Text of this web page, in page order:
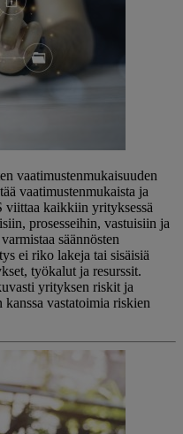
vaatimustenmukaisuuden
vaatimustenmukaista ja
viittaa kaikkiin yrityksessä
prosesseihin, vastuisiin ja
säännösten
ei riko lakeja tai sisäisiä
työkalut ja resurssit.
yrityksen riskit ja
kanssa vastatoimia riskien